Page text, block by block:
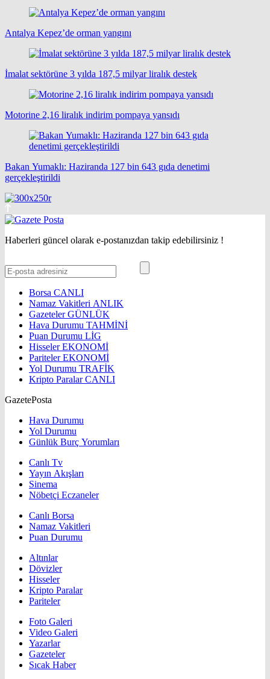
Antalya Kepez’de orman yangını
İmalat sektörüne 3 yılda 187,5 milyar liralık destek
Motorine 2,16 liralık indirim pompaya yansıdı
Bakan Yumaklı: Haziranda 127 bin 643 gıda denetimi
gerçekleştirildi
Haberleri güncel olarak e-postanızdan takip edebilirsiniz !
Borsa CANLI
Namaz Vakitleri ANLIK
GazetelerGÜNLÜK
Hava Durumu TAHMİNİ
Puan Durumu LİG
HisselerEKONOMİ
ParitelerEKONOMİ
Yol Durumu TRAFİK
Kripto ParalarCANLI
GazetePosta
Hava Durumu
Yol Durumu
Günlük Burç Yorumları
Canlı Tv
Yayın Akışları
Sinema
Nöbetçi Eczaneler
Canlı Borsa
Namaz Vakitleri
Puan Durumu
Altınlar
Dövizler
Hisseler
Kripto Paralar
Pariteler
Foto Galeri
Video Galeri
Yazarlar
Gazeteler
Sıcak Haber